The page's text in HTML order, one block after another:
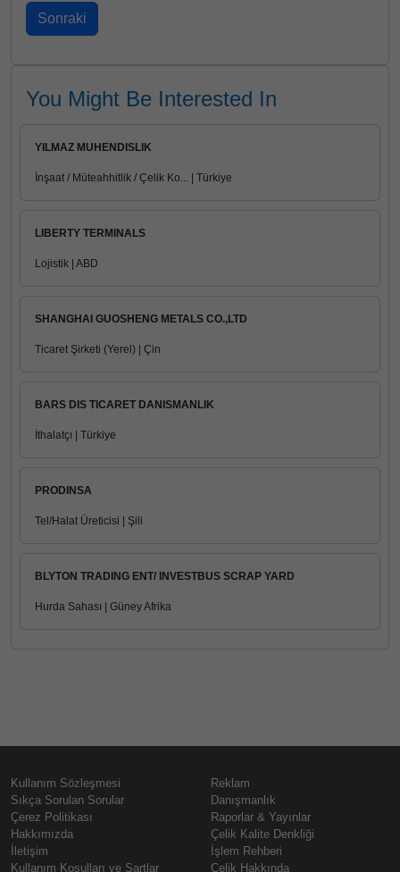
You Might Be Interested In
YILMAZ MUHENDISLIK
İnşaat / Müteahhitlik / Çelik Ko... | Türkiye
LIBERTY TERMINALS
Lojistik | ABD
SHANGHAI GUOSHENG METALS CO.,LTD
Ticaret Şirketi (Yerel) | Çin
BARS DIS TICARET DANISMANLIK
İthalatçı | Türkiye
PRODINSA
Tel/Halat Üreticisi | Şili
BLYTON TRADING ENT/ INVESTBUS SCRAP YARD
Hurda Sahası | Güney Afrika
Kullanım Sözleşmesi
Sıkça Sorulan Sorular
Çerez Politikası
Hakkımızda
İletişim
Kullanım Koşulları ve Şartlar
Reklam
Danışmanlık
Raporlar & Yayınlar
Çelik Kalite Denkliği
İşlem Rehberi
Çelik Hakkında